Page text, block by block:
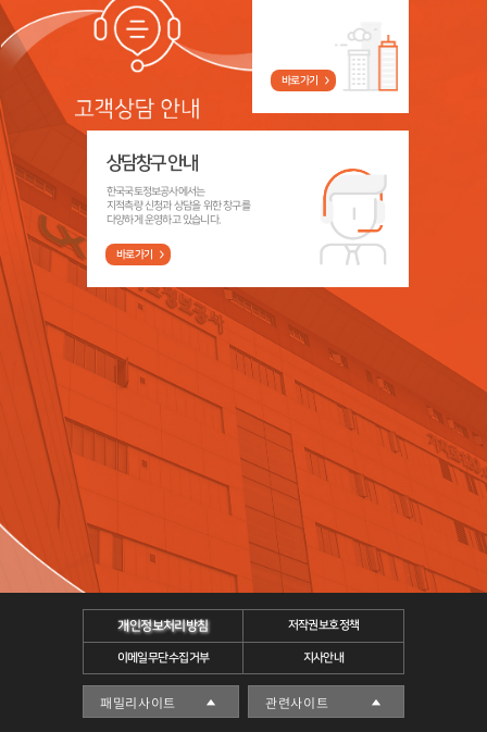
바로가기
상담창구 안내
한국국토정보공사에서는
지적측량 신청과 상담을 위한 창구를
다양하게 운영하고 있습니다.
바로가기
개인정보처리방침 저작권보호정책
이메일무단수집거부 지사안내